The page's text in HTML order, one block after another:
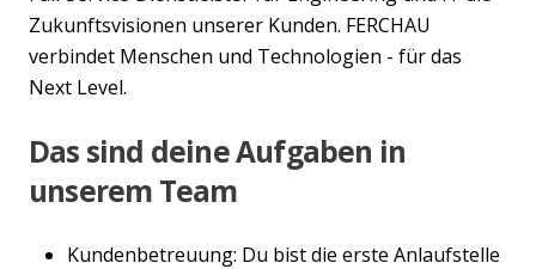
Zukunftsvisionen unserer Kunden. FERCHAU
verbindet Menschen und Technologien - für das
Next Level.
Das sind deine Aufgaben in
unserem Team
Kundenbetreuung: Du bist die erste Anlaufstelle